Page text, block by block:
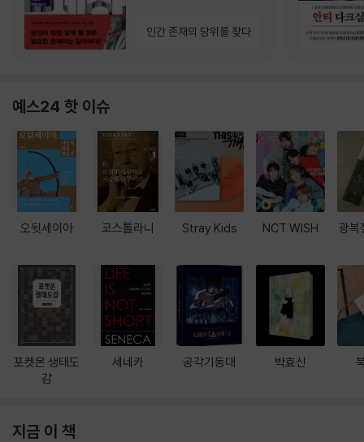
인간 존재의 당위를 찾다
예스24 핫 이슈
오뒷세이아
포켓몬 생태도
감
코스톨라니
세네카
Stray Kids
공각기동대
NCT WISH
박효신
광복
지금 이 책